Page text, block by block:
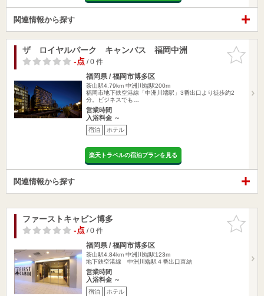
関連情報から探す
お気に入
りに追加
ザ ロイヤルパーク キャンバス 福岡中洲
-点/ 0 件
福岡県 / 福岡市博多区
茶山駅4.79km 中洲川端駅200m
福岡市地下鉄空港線「中洲川端駅」3番出口より徒歩約2
分。ビジネスでも…
営業時間
入浴料金 ～
宿泊 ホテル
楽天トラベルの宿泊プランを見る
関連情報から探す
お気に入
りに追加
ファーストキャビン博多
-点/ 0 件
福岡県 / 福岡市博多区
茶山駅4.84km 中洲川端駅123m
地下鉄空港線 中洲川端駅４番出口直結
営業時間
入浴料金 ～
宿泊 ホテル